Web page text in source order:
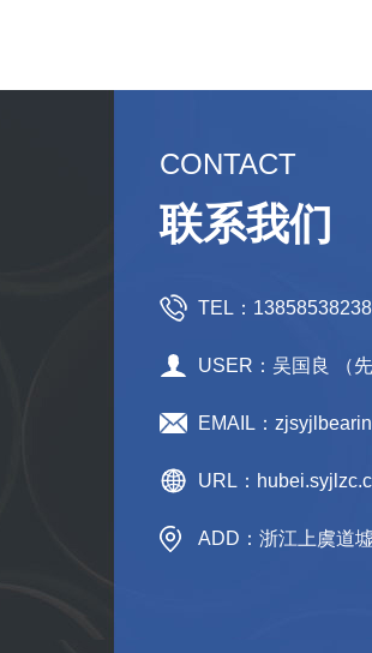
CONTACT
联系我们
TEL：13858538238
USER：吴国良 （先
EMAIL：
URL：
ADD：浙江上虞道